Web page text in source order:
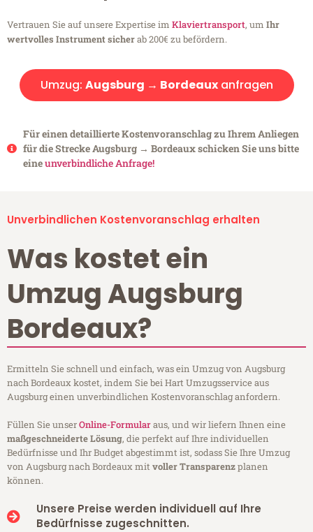
Vertrauen Sie auf unsere Expertise im Klaviertransport, um Ihr
wertvolles Instrument sicherab 200€ zu befördern.
Umzug: Augsburg → Bordeauxanfragen
Für einen detaillierte Kostenvoranschlag zu Ihrem Anliegen
für die Strecke Augsburg → Bordeaux schicken Sie uns bitte
eineunverbindliche Anfrage!
Unverbindlichen Kostenvoranschlag erhalten
Was kostet ein
Umzug Augsburg
Bordeaux?
Ermitteln Sie schnell und einfach, was ein Umzug von Augsburg
nach Bordeaux kostet, indem Sie bei Hart Umzugsservice aus
Augsburg einen unverbindlichen Kostenvoranschlag anfordern.
Füllen Sie unserOnline-Formularaus, und wir liefern Ihnen eine
maßgeschneiderte Lösung, die perfekt auf Ihre individuellen
Bedürfnisse und Ihr Budget abgestimmt ist, sodass Sie Ihre Umzug
von Augsburg nach Bordeaux mitvoller Transparenzplanen
können.
Unsere Preise werden individuell auf Ihre
Bedürfnisse zugeschnitten.